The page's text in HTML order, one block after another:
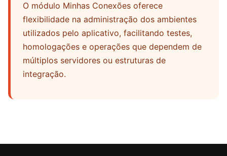
O módulo Minhas Conexões oferece
flexibilidade na administração dos ambientes
utilizados pelo aplicativo, facilitando testes,
homologações e operações que dependem de
múltiplos servidores ou estruturas de
integração.